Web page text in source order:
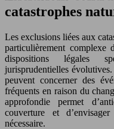
catastrophes
Les exclusions liées aux
particulièrement complexe
dispositions légales
jurisprudentielles
peuvent concerner des
fréquents en raison du
approfondie permet
couverture et
nécessaire.